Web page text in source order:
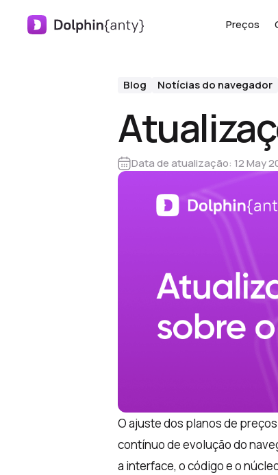
Preços
Blog Notícias do navegador
Data de atualização: 12 May
O ajuste dos planos de
contínuo de evolução do
a interface, o código e o